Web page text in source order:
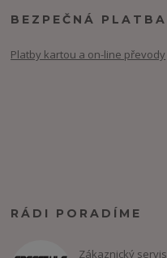
BEZPEČNÁ PLATBA
Platby kartou a on-line převody
RÁDI PORADÍME
Zákaznický servis